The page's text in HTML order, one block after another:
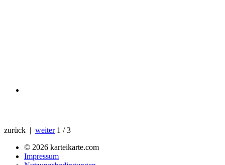
zurück | weiter 1 / 3
© 2026 karteikarte.com
Impressum